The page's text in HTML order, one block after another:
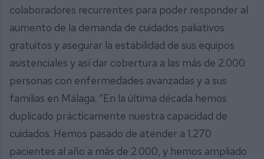
colaboradores recurrentes para poder responder al
aumento de la demanda de cuidados paliativos
gratuitos y asegurar la estabilidad de sus equipos
asistenciales y así dar cobertura a las más de 2.000
personas con enfermedades avanzadas y a sus
familias en Málaga. “En la última década hemos
duplicado prácticamente nuestra capacidad de
cuidados. Hemos pasado de atender a 1.270
pacientes al año a más de 2.000, y hemos ampliado